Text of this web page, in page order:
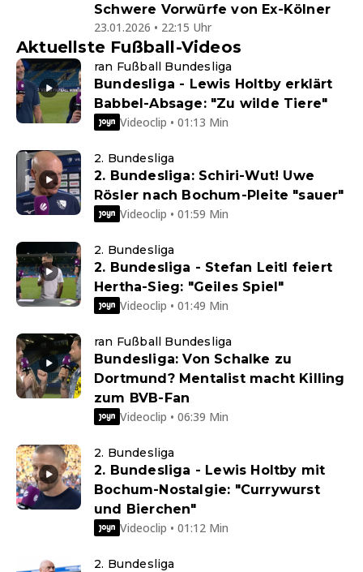
Schwere Vorwürfe von Ex-Kölner
23.01.2026 • 22:15 Uhr
Aktuellste Fußball-Videos
ran Fußball Bundesliga
Bundesliga - Lewis Holtby erklärt
Babbel-Absage: "Zu wilde Tiere"
Videoclip • 01:13 Min
2. Bundesliga
2. Bundesliga: Schiri-Wut! Uwe
Rösler nach Bochum-Pleite "sauer"
Videoclip • 01:59 Min
2. Bundesliga
2. Bundesliga - Stefan Leitl feiert
Hertha-Sieg: "Geiles Spiel"
Videoclip • 01:49 Min
ran Fußball Bundesliga
Bundesliga: Von Schalke zu
Dortmund? Mentalist macht Killing
zum BVB-Fan
Videoclip • 06:39 Min
2. Bundesliga
2. Bundesliga - Lewis Holtby mit
Bochum-Nostalgie: "Currywurst
und Bierchen"
Videoclip • 01:12 Min
2. Bundesliga